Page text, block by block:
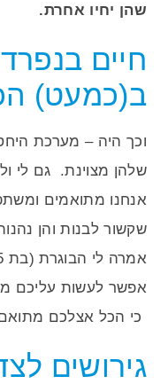
שהן יחיו אחרת.
חיים
ב(כמעט)
וכך היה – מערכת
שלהן מצוינת. גם לי
אנחנו מתואמים
שקשור לבנות והן
אפשר לעשות עליכם
כי הכל אצלכם
גירושים